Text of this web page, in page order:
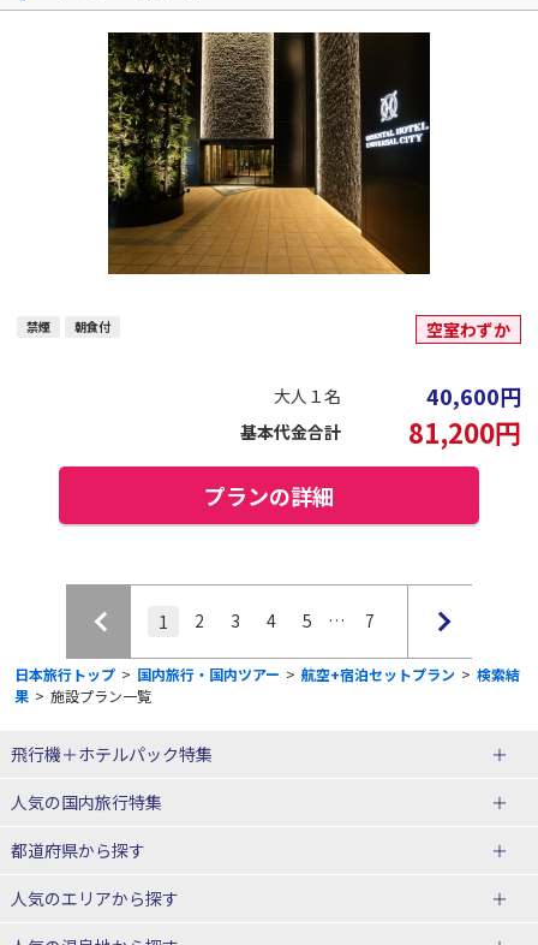
禁煙 朝食付 空室わずか
大人１名 40,600円
基本代金合計 81,200円
プランの詳細
1 2 3 4 5 … 7
日本旅行トップ > 国内旅行・国内ツアー > 航空+宿泊セットプラン > 検索結
果 > 施設プラン一覧
飛行機＋ホテルパック特集
赤い風船ダイナミックパッケージ
ＪＡＬで行く飛行機+ホテルパック
人気の国内旅行特集
東京ディズニーリゾート®への旅
ユニバーサル・スタジオ・ジャパ
都道府県から探す
人気のエリアから探す